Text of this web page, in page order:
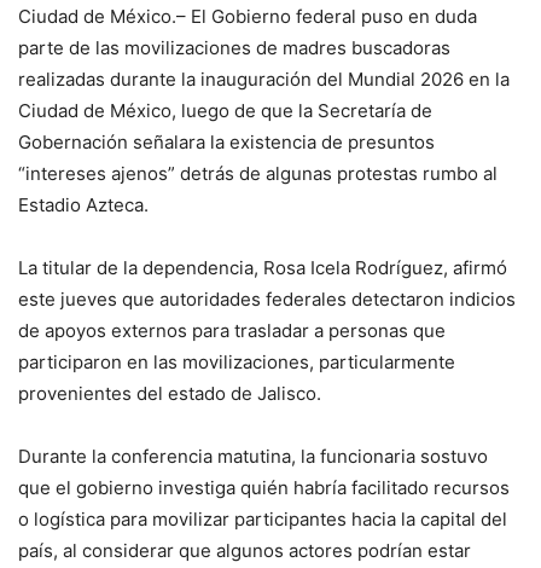
Ciudad de México.– El Gobierno federal puso en duda
parte de las movilizaciones de madres buscadoras
realizadas durante la inauguración del Mundial 2026 en la
Ciudad de México, luego de que la Secretaría de
Gobernación señalara la existencia de presuntos
“intereses ajenos” detrás de algunas protestas rumbo al
Estadio Azteca.
La titular de la dependencia, Rosa Icela Rodríguez, afirmó
este jueves que autoridades federales detectaron indicios
de apoyos externos para trasladar a personas que
participaron en las movilizaciones, particularmente
provenientes del estado de Jalisco.
Durante la conferencia matutina, la funcionaria sostuvo
que el gobierno investiga quién habría facilitado recursos
o logística para movilizar participantes hacia la capital del
país, al considerar que algunos actores podrían estar